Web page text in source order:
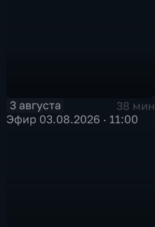
3 августа
38 мин
Эфир 03.08.2026 · 11:00